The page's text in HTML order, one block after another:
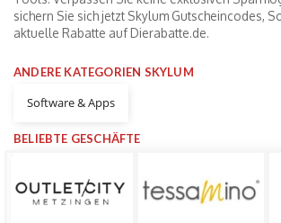
sichern Sie sich jetzt Skylum Gutscheincodes,
aktuelle Rabatte auf Dierabatte.de.
ANDERE KATEGORIEN SKYLUM
Software & Apps
BELIEBTE GESCHÄFTE